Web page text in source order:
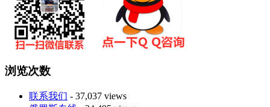
浏览次数
联系我们 - 37,037 views